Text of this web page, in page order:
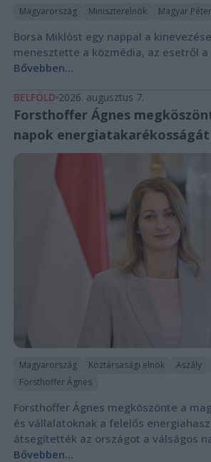
Magyarország Miniszterelnök Magyar Péter
Borsa Miklóst egy nappal a
menesztette a közmédia, az esetről a
Bővebben...
BELFÖLD 2026. augusztus 7.
Forsthoffer Ágnes
napok energiatakarékosságát
Magyarország Köztársasági elnök Aszály
Forsthoffer Ágnes
Forsthoffer Ágnes megköszönte a
és vállalatoknak a felelős
átsegítették az országot a válságos
Bővebben...